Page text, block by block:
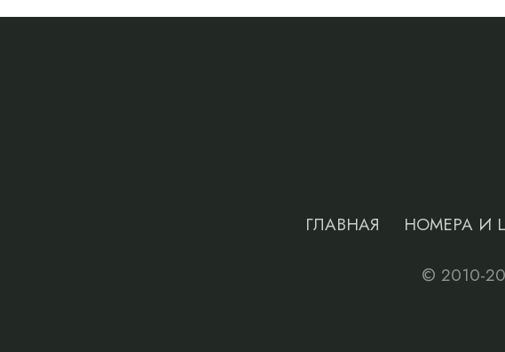
ГЛАВНАЯ НОМЕРА И
© 2010-